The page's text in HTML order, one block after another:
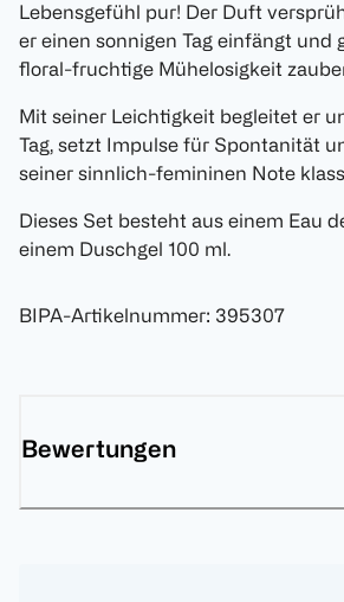
Lebensgefühl pur! Der Duft
er einen sonnigen Tag einfängt und
floral-fruchtige Mühelosigkeit
Mit seiner Leichtigkeit begleitet er
Tag, setzt Impulse für Spontanität
seiner sinnlich-femininen Note
Dieses Set besteht aus einem Eau
einem Duschgel 100 ml.
BIPA-Artikelnummer: 395307
Bewertungen